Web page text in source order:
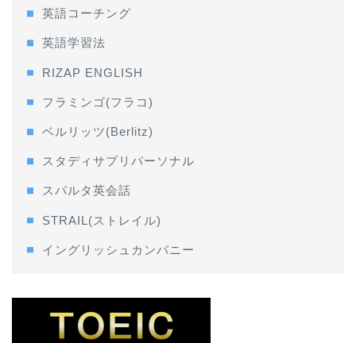
英語コーチング
英語学習法
RIZAP ENGLISH
フラミンゴ(フラコ)
ベルリッツ(Berlitz)
スタディサプリパーソナル
スパルタ英会話
STRAIL(ストレイル)
イングリッシュカンパニー